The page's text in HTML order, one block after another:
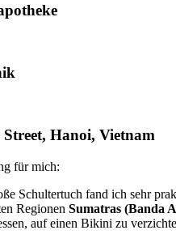
Hanoi, Vietnam
für mich:
Schultertuch fand ich sehr
Regionen Sumatras (Banda
auf einen Bikini zu